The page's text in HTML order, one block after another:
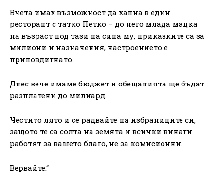
Вчета имах възможност да хапна в един
ресторант с татко Петко – до него млада мацка
на възраст под тази на сина му, приказките са за
милиони и назначения, настроението е
приповдигнато.
Днес вече имаме бюджет и обещанията ще бъдат
разплатени до милиард.
Честито лято и се радвайте на избраниците си,
защото те са солта на земята и всички винаги
работят за вашето благо, не за комисионни.
Вервайте.“